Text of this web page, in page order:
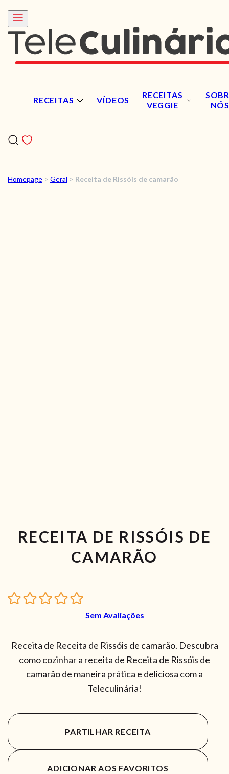
RECEITAS VÍDEOS
RECEITAS
VEGGIE
NÓS
RECEITAS
Homepage > Geral > Receita de Rissóis de camarão
RECEITA DE RISSÓIS DE
CAMARÃO
Sem Avaliações
Receita de Receita de Rissóis de camarão. Descubra
como cozinhar a receita de Receita de Rissóis de
camarão de maneira prática e deliciosa com a
Teleculinária!
PARTILHAR RECEITA
ADICIONAR AOS FAVORITOS